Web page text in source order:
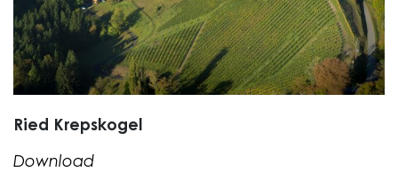
Ried Krepskogel
Download